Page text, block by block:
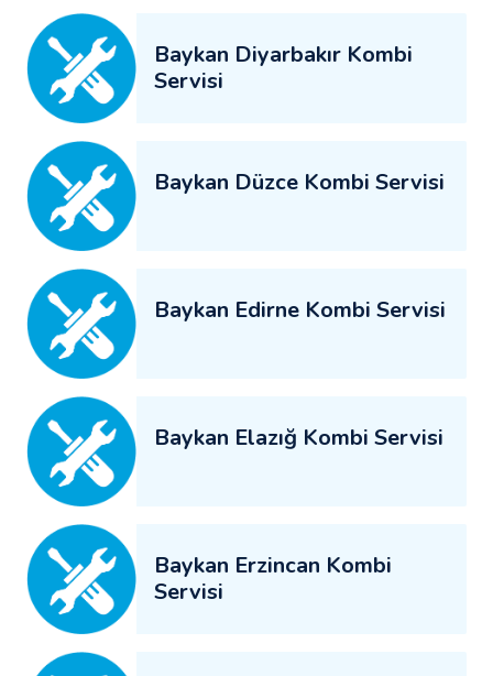
Baykan Diyarbakır Kombi
Servisi
Baykan Düzce Kombi Servisi
Baykan Edirne Kombi Servisi
Baykan Elazığ Kombi Servisi
Baykan Erzincan Kombi
Servisi